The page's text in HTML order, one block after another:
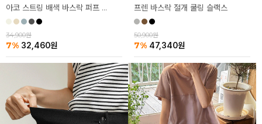
아코 스트링 배색 바스락 퍼프 반팔티
34,900원
7% 32,460원
프렌 바스락 절개 쿨링 슬랙스
50,900원
7% 47,340원